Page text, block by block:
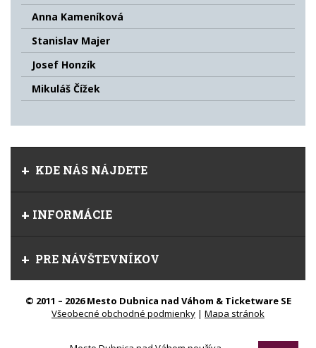
Anna Kameníková
Stanislav Majer
Josef Honzík
Mikuláš Čížek
KDE NÁS NÁJDETE
INFORMÁCIE
PRE NÁVŠTEVNÍKOV
© 2011 – 2026 Mesto Dubnica nad Váhom & Ticketware SE
Všeobecné obchodné podmienky | Mapa stránok